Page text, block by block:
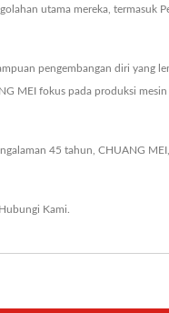
utama mereka, termasuk
pengembangan diri yang
MEI fokus pada produksi
45 tahun, CHUANG
Hubungi Kami